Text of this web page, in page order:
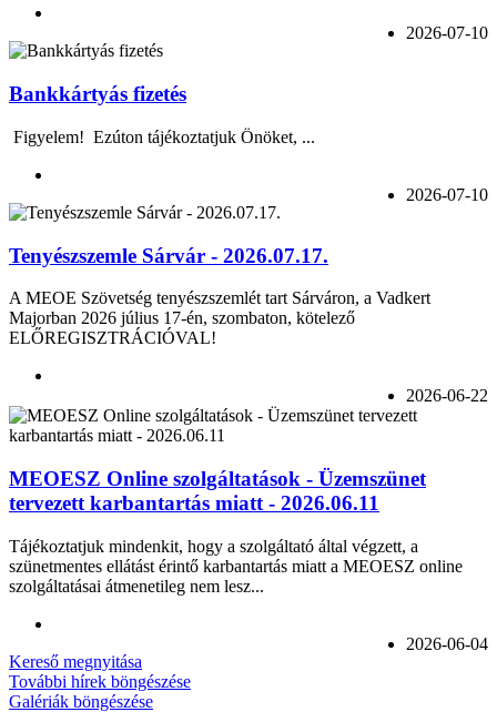
2026-07-10
Bankkártyás fizetés
Figyelem! Ezúton tájékoztatjuk Önöket, ...
2026-07-10
Tenyészszemle Sárvár - 2026.07.17.
A MEOE Szövetség tenyészszemlét tart Sárváron, a Vadkert
Majorban 2026 július 17-én, szombaton, kötelező
ELŐREGISZTRÁCIÓVAL!
2026-06-22
MEOESZ Online szolgáltatások - Üzemszünet
tervezett karbantartás miatt - 2026.06.11
Tájékoztatjuk mindenkit, hogy a szolgáltató által végzett, a
szünetmentes ellátást érintő karbantartás miatt a MEOESZ online
szolgáltatásai átmenetileg nem lesz...
2026-06-04
Kereső megnyitása
További hírek böngészése
Galériák böngészése